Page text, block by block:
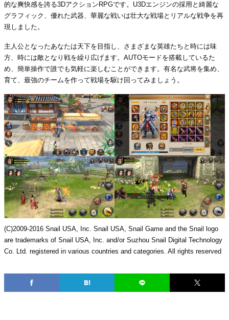
的な爽快感を誇る3DアクションRPGです。U3Dエンジンの採用と綺麗な
グラフィック、優れた武器、華麗な戦いは壮大な戦場とリアルな戦争を再
現しました。
主人公となったあなたは天下を目指し、さまざまな英雄たちと時には味
方、時には敵となり戦を繰り広げます。AUTOモードを搭載しているた
め、簡単操作で誰でも気軽に楽しむことができます。有名な武将を集め、
育て、最強のチームを作って戦場を駆け回ってみましょう。
(C)2009-2016 Snail USA, Inc. Snail USA, Snail Game and the Snail logo
are trademarks of Snail USA, Inc. and/or Suzhou Snail Digital Technology
Co. Ltd. registered in various countries and categories. All rights reserved